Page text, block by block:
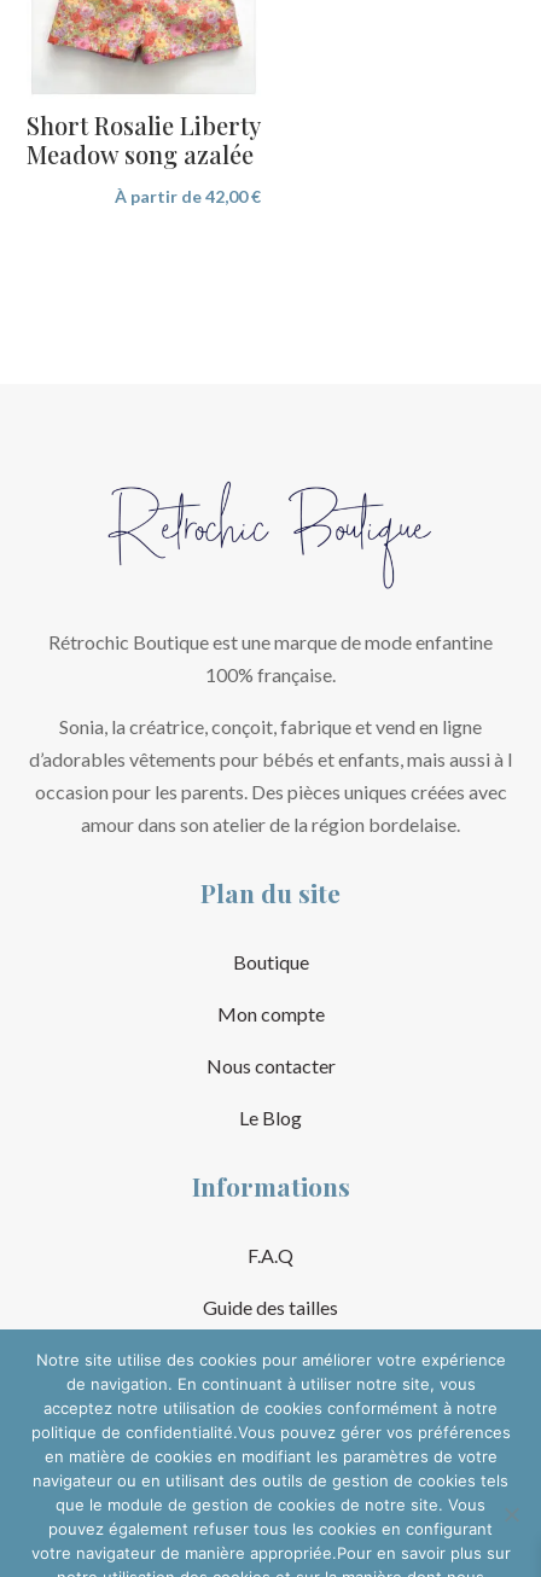
Short Rosalie Liberty
Meadow song azalée
À partir de42,00€
Rétrochic Boutique est une marque de mode enfantine
100% française.
Sonia, la créatrice, conçoit, fabrique et vend en ligne
d’adorables vêtements pour bébés et enfants, mais aussi à l
occasion pour les parents. Des pièces uniques créées avec
amour dans son atelier de la région bordelaise.
Plan du site
Boutique
Mon compte
Nous contacter
Le Blog
Informations
F.A.Q
Guide des tailles
Mentions Légales
Conditions Générales de Vente
Suivre sur les réseaux
Notre site utilise des cookies pour améliorer votre expérience
de navigation. En continuant à utiliser notre site, vous
acceptez notre utilisation de cookies conformément à notre
politique de confidentialité.Vous pouvez gérer vos préférences
en matière de cookies en modifiant les paramètres de votre
navigateur ou en utilisant des outils de gestion de cookies tels
que le module de gestion de cookies de notre site. Vous
pouvez également refuser tous les cookies en configurant
votre navigateur de manière appropriée.Pour en savoir plus sur